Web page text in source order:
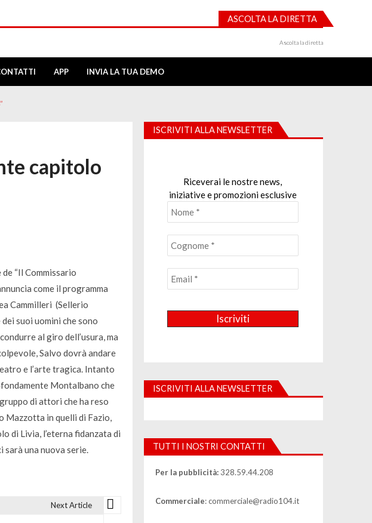
ASCOLTA LA DIRETTA
Ascolta la diretta
APP INVIA LA TUA DEMO
capitolo
“Il Commissario
come il programma
Cammilleri (Sellerio
suoi uomini che sono
al giro dell’usura, ma
Salvo dovrà andare
e l’arte tragica. Intanto
Montalbano che
di attori che ha reso
Mazzotta in quelli di Fazio,
di Livia, l’eterna fidanzata di
sarà una nuova serie.
Next Article
ISCRIVITI ALLA NEWSLETTER
Riceverai le nostre news,
iniziative e promozioni esclusive
ISCRIVITI ALLA NEWSLETTER
TUTTI I NOSTRI CONTATTI
Per la pubblicità:328.59.44.208
Commerciale: commerciale@radio104.it